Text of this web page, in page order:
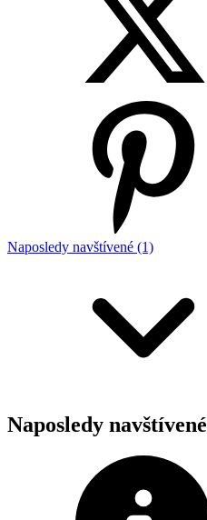
Naposledy navštívené (1)
Naposledy navštívené